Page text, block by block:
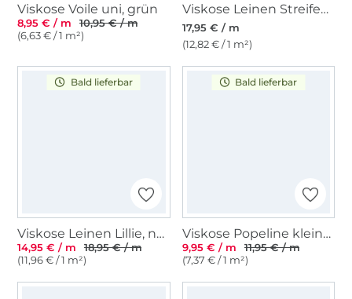
Viskose Voile uni, grün
8,95 € / m
10,95 € / m
(6,63 € / 1 m²)
Viskose Leinen Streifen, beige
17,95 € / m
(12,82 € / 1 m²)
Bald lieferbar
Viskose Leinen Lillie, natur
14,95 € / m
18,95 € / m
(11,96 € / 1 m²)
Bald lieferbar
Viskose Popeline kleine Punkte, marine
9,95 € / m
11,95 € / m
(7,37 € / 1 m²)